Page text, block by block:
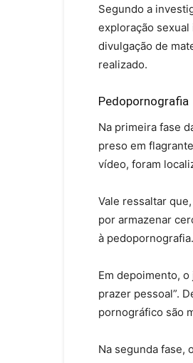
Segundo a
exploração
divulgação de
realizado.
Pedopornografia
Na primeira fase
preso em
vídeo, foram
Vale ressaltar
por armazenar
à pedopornografia.
Em depoimento,
prazer pessoal”.
pornográfico são
Na segunda fase,